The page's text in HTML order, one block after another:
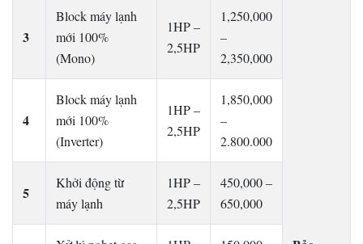
3
Block máy lạnh
mới 100%
(Mono)
1HP –
2,5HP
1,250,000
–
2,350,000
4
Block máy lạnh
mới 100%
(Inverter)
1HP –
2,5HP
1,850,000
–
2.800.000
5
Khởi động từ
máy lạnh
1HP –
2,5HP
450,000 –
650,000